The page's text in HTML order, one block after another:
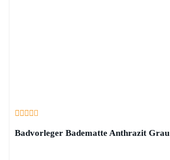
Badvorleger Badematte Anthrazit Grau